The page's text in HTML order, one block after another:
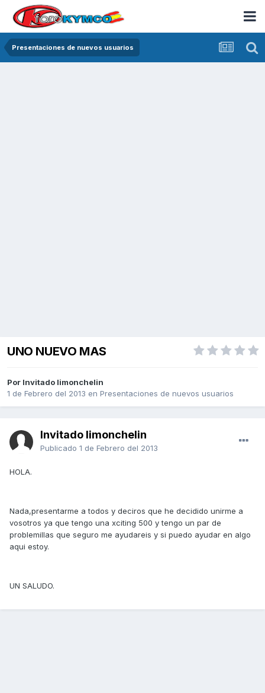
Presentaciones de nuevos usuarios
UNO NUEVO MAS
Por Invitado limonchelin
1 de Febrero del 2013 en Presentaciones de nuevos usuarios
Invitado limonchelin
Publicado 1 de Febrero del 2013
HOLA.
Nada,presentarme a todos y deciros que he decidido unirme a
vosotros ya que tengo una xciting 500 y tengo un par de
problemillas que seguro me ayudareis y si puedo ayudar en algo
aqui estoy.
UN SALUDO.